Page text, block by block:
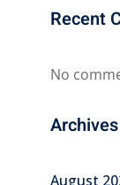
Recent
No
Archives
August